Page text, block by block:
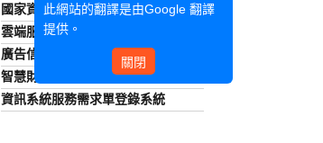
國家資通安全會報技術服務中心
雲端服務網
廣告信件防範
智慧財產權
資訊系統服務需求單登錄系統
此網站的翻譯是由Google 翻譯
提供。
關閉